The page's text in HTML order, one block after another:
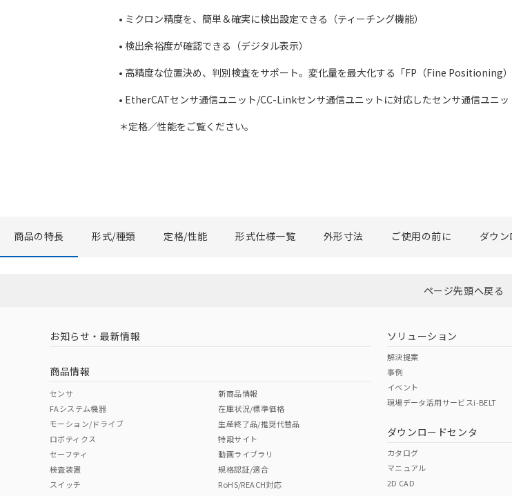
• ミクロン精度を、簡単＆確実に検出設定できる（ティーチング機能）
• 検出余裕度が確認できる（デジタル表示）
• 高精度な位置決め、判別検査をサポート。変化量を最大化する「FP（Fine Positioning）
• EtherCATセンサ通信ユニット/CC-Linkセンサ通信ユニットに対応したセンサ通信ユニ
＊定格／性能をご覧ください。
商品の特長 形式/種類 定格/性能 形式仕様一覧 外形寸法 ご使用の前に ダウ
ページ先頭へ戻る
お知らせ・最新情報
商品情報
センサ
FAシステム機器
モーション/ドライブ
ロボティクス
セーフティ
検査装置
スイッチ
新商品情報
在庫状況/標準価格
生産終了品/推奨代替品
特設サイト
動画ライブラリ
規格認証/適合
RoHS/REACH対応
ソリューション
解決提案
事例
イベント
現場データ活用サービスi-BELT
ダウンロードセンタ
カタログ
マニュアル
2D CAD